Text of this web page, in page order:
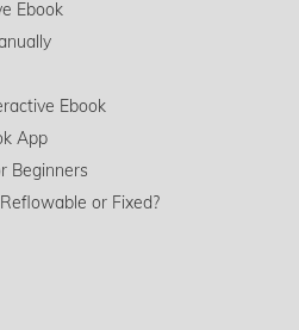
Ebook
Ebook
App
Beginners
or Fixed?